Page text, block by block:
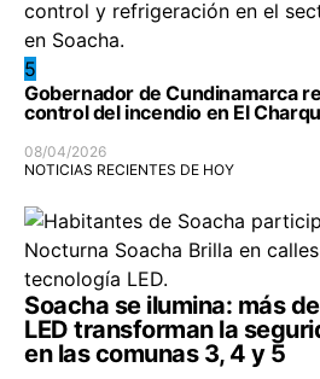
5
Gobernador de Cundinamarca
control del incendio en El
08/04/2026
NOTICIAS RECIENTES DE HOY
Soacha se ilumina: más
LED transforman la
en las comunas 3, 4 y 5